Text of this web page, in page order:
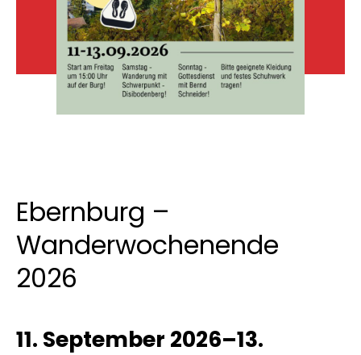
Ebernburg –
Wanderwochenende
2026
11. September 2026–13.